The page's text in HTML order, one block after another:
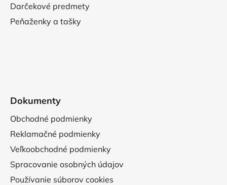
Darčekové predmety
Peňaženky a tašky
Dokumenty
Obchodné podmienky
Reklamačné podmienky
Veľkoobchodné podmienky
Spracovanie osobných údajov
Používanie súborov cookies